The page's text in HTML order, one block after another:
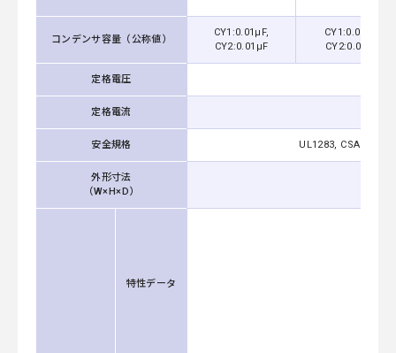
コンデンサ容量（公称値）
CY1:0.01μF,
CY2:0.01μF
CY1:0.022μF,
CY2:0.047μF
定格電圧
定格電流
安全規格 UL1283, CSA C22.2
外形寸法
（W×H×D）
特性データ